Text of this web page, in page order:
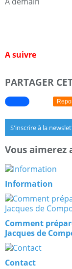
A suivre
PARTAGER
S'inscrire à la
Vous aimerez
Information
Comment
Jacques de
Contact